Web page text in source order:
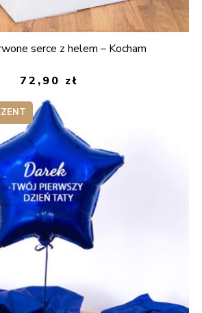
serce z helem – Kocham
72,90 zł